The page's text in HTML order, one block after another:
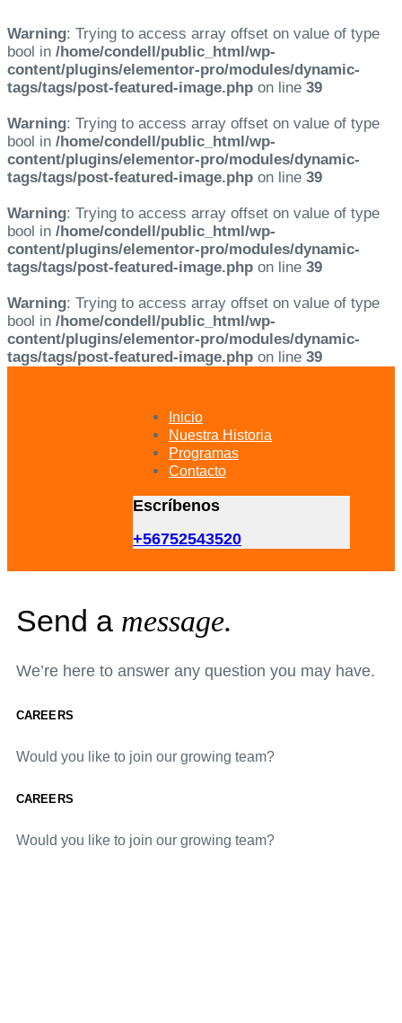
Warning: Trying to access array offset on value of type
bool in /home/condell/public_html/wp-
content/plugins/elementor-pro/modules/dynamic-
tags/tags/post-featured-image.php on line 39
Warning: Trying to access array offset on value of type
bool in /home/condell/public_html/wp-
content/plugins/elementor-pro/modules/dynamic-
tags/tags/post-featured-image.php on line 39
Warning: Trying to access array offset on value of type
bool in /home/condell/public_html/wp-
content/plugins/elementor-pro/modules/dynamic-
tags/tags/post-featured-image.php on line 39
Warning: Trying to access array offset on value of type
bool in /home/condell/public_html/wp-
content/plugins/elementor-pro/modules/dynamic-
tags/tags/post-featured-image.php on line 39
Inicio
Nuestra Historia
Programas
Contacto
Escríbenos
+56752543520
Send a message.
We’re here to answer any question you may have.
CAREERS
Would you like to join our growing team?
CAREERS
Would you like to join our growing team?